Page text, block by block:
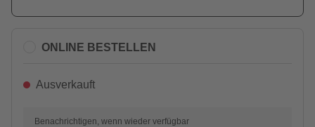
ONLINE BESTELLEN
Ausverkauft
Benachrichtigen, wenn wieder verfügbar